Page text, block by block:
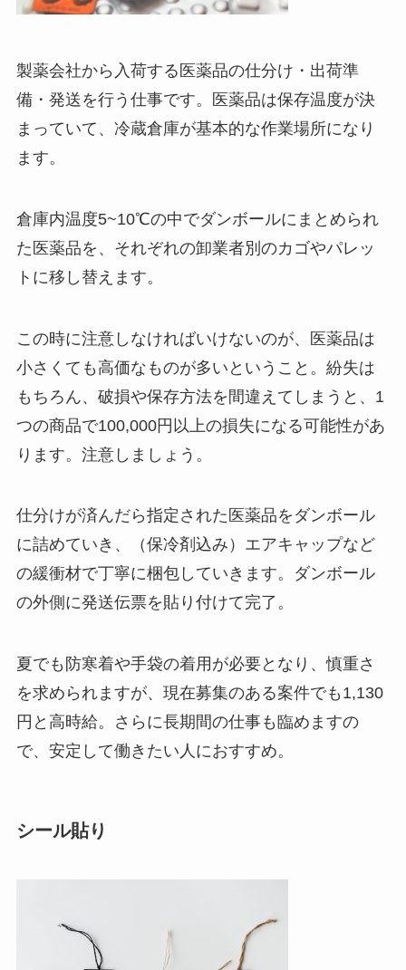
製薬会社から入荷する医薬品の仕分け・出荷準
備・発送を行う仕事です。医薬品は保存温度が決
まっていて、冷蔵倉庫が基本的な作業場所になり
ます。
倉庫内温度5~10℃の中でダンボールにまとめられ
た医薬品を、それぞれの卸業者別のカゴやパレッ
トに移し替えます。
この時に注意しなければいけないのが、医薬品は
小さくても高価なものが多いということ。紛失は
もちろん、破損や保存方法を間違えてしまうと、1
つの商品で100,000円以上の損失になる可能性があ
ります。注意しましょう。
仕分けが済んだら指定された医薬品をダンボール
に詰めていき、（保冷剤込み）エアキャップなど
の緩衝材で丁寧に梱包していきます。ダンボール
の外側に発送伝票を貼り付けて完了。
夏でも防寒着や手袋の着用が必要となり、慎重さ
を求められますが、現在募集のある案件でも1,130
円と高時給。さらに長期間の仕事も臨めますの
で、安定して働きたい人におすすめ。
シール貼り